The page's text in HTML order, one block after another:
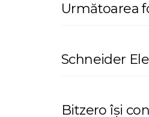
Următoarea
Schneider
Bitzero își